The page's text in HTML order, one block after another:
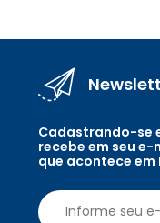
Cadastrando-se
recebe em seu
que acontece em